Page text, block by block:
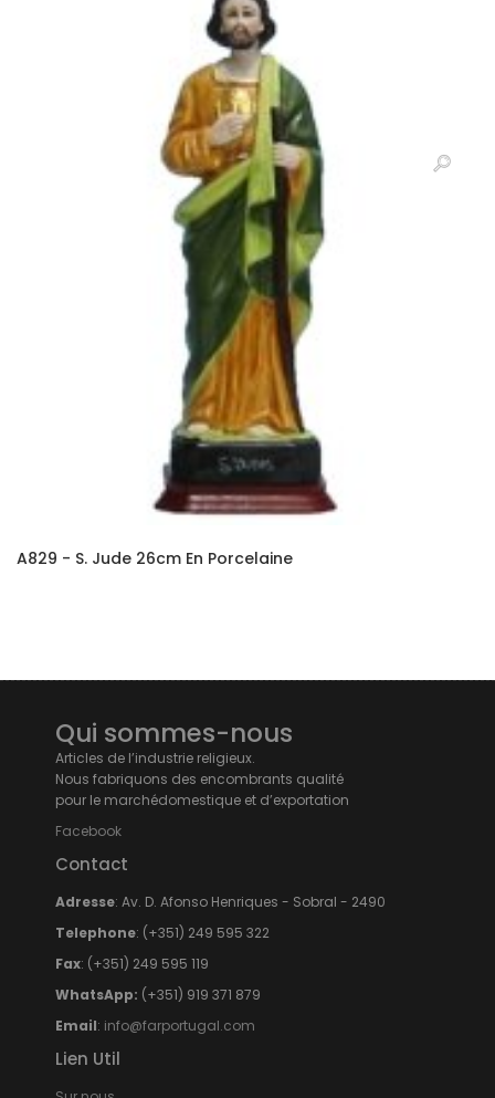
A829 - S. Jude 26cm En Porcelaine
Qui sommes-nous
Articles de l’industrie religieux.
Nous fabriquons des encombrants qualité
pour le marchédomestique et d’exportation
Facebook
Contact
Adresse: Av. D. Afonso Henriques - Sobral - 2490
Telephone: (+351) 249 595 322
Fax: (+351) 249 595 119
WhatsApp: (+351) 919 371 879
Email: info@farportugal.com
Lien Util